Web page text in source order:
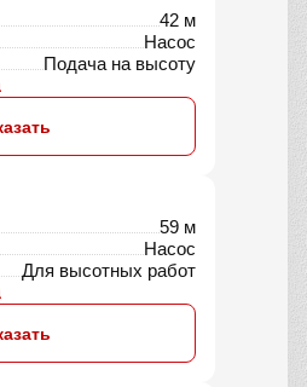
Насос
Подача на высоту